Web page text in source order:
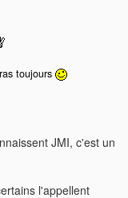
toujours
JMI, c'est un
l'appellent